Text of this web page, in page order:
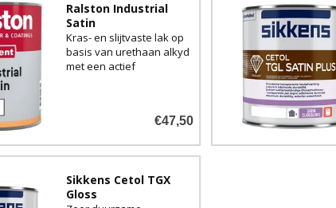
Ralston Industrial
Satin
Kras- en slijtvaste lak op
basis van urethaan alkyd
met een actief
geschikt voor zowel€47,50
Sikkens Cetol TGX
Gloss